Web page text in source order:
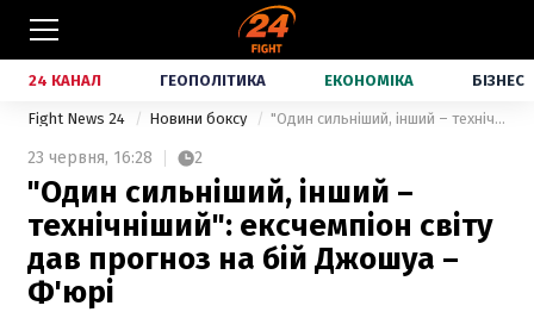
24 КАНАЛ ГЕОПОЛІТИКА ЕКОНОМІКА БІЗНЕС
Fight News 24 Новини боксу "Один сильніший, інший – технічніший": ексчемпіон світу дав прогноз на бій Джошуа – Ф'юрі
23 червня, 16:28 2
"Один сильніший, інший –
технічніший": ексчемпіон світу
дав прогноз на бій Джошуа –
Ф'юрі